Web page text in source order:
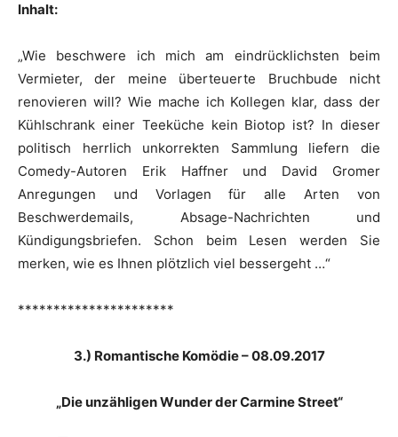
Inhalt:
„Wie beschwere ich mich am eindrücklichsten beim
Vermieter, der meine überteuerte Bruchbude nicht
renovieren will? Wie mache ich Kollegen klar, dass der
Kühlschrank einer Teeküche kein Biotop ist? In dieser
politisch herrlich unkorrekten Sammlung liefern die
Comedy-Autoren Erik Haffner und David Gromer
Anregungen und Vorlagen für alle Arten von
Beschwerdemails, Absage-Nachrichten und
Kündigungsbriefen. Schon beim Lesen werden Sie
merken, wie es Ihnen plötzlich viel bessergeht …“
**********************
3.) Romantische Komödie – 08.09.2017
„Die unzähligen Wunder der Carmine Street“